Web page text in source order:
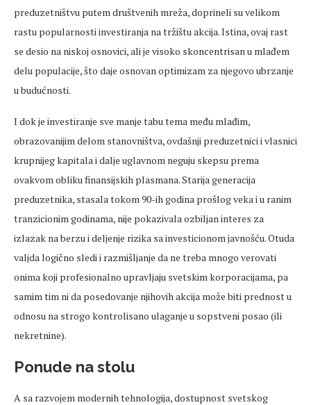
preduzetništvu putem društvenih mreža, doprineli su velikom
rastu popularnosti investiranja na tržištu akcija. Istina, ovaj rast
se desio na niskoj osnovici, ali je visoko skoncentrisan u mlađem
delu populacije, što daje osnovan optimizam za njegovo ubrzanje
u budućnosti.
I dok je investiranje sve manje tabu tema među mlađim,
obrazovanijim delom stanovništva, ovdašnji preduzetnici i vlasnici
krupnijeg kapitala i dalje uglavnom neguju skepsu prema
ovakvom obliku finansijskih plasmana. Starija generacija
preduzetnika, stasala tokom 90-ih godina prošlog veka i u ranim
tranzicionim godinama, nije pokazivala ozbiljan interes za
izlazak na berzu i deljenje rizika sa investicionom javnošću. Otuda
valjda logično sledi i razmišljanje da ne treba mnogo verovati
onima koji profesionalno upravljaju svetskim korporacijama, pa
samim tim ni da posedovanje njihovih akcija može biti prednost u
odnosu na strogo kontrolisano ulaganje u sopstveni posao (ili
nekretnine).
Ponude na stolu
A sa razvojem modernih tehnologija, dostupnost svetskog